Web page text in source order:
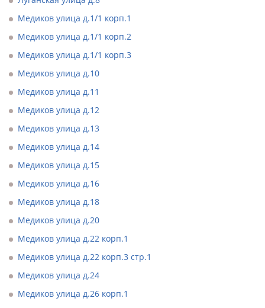
Медиков улица д.1/1 корп.1
Медиков улица д.1/1 корп.2
Медиков улица д.1/1 корп.3
Медиков улица д.10
Медиков улица д.11
Медиков улица д.12
Медиков улица д.13
Медиков улица д.14
Медиков улица д.15
Медиков улица д.16
Медиков улица д.18
Медиков улица д.20
Медиков улица д.22 корп.1
Медиков улица д.22 корп.3 стр.1
Медиков улица д.24
Медиков улица д.26 корп.1